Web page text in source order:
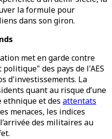
la formule pour
dans son giron.
met en garde contre
des pays de l'AES
d'investissements. La
quant au risque d’une
ethnique et des attentats
menaces, les indices
des militaires au